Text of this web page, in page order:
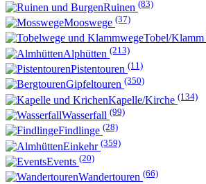
Ruinen (83)
Mooswege (37)
Tobel/Klamm
Alphütten (213)
Pistentouren (11)
Gipfeltouren (350)
Kapelle/Kirche (134)
Wasserfall (99)
Findlinge (28)
Einkehr (359)
Events (20)
Wandertouren (66)